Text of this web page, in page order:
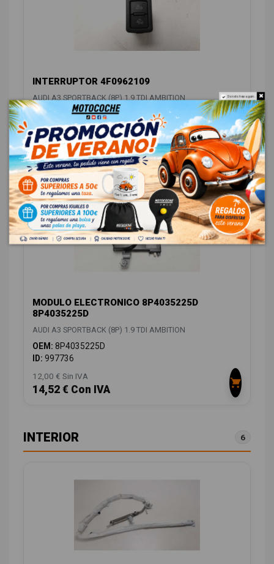
INTERRUPTOR 4F0962109
AUDI A3 SPORTBACK (8P) 1.9 TDI AMBITION
OEM: 4F0962109
ID:945604
12,00 € Sin IVA
14,52 € Con IVA
MODULO ELECTRONICO 8P4035225D
8P4035225D
AUDI A3 SPORTBACK (8P) 1.9 TDI AMBITION
OEM: 8P4035225D
ID: 997736
12,00 € Sin IVA
14,52 € Con IVA
INTERIOR 6
Do not show again.